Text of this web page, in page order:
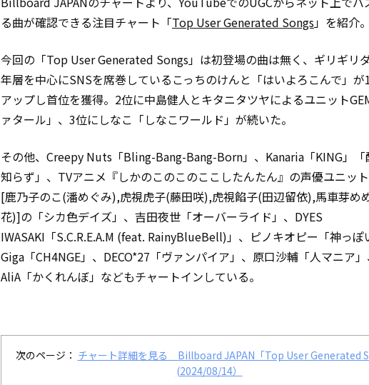
る曲が確認できる注目チャート「Top User Generated Songs」を紹介。
今回の「Top User Generated Songs」は初登場の曲は無く、ギリギリ
年層を中心にSNSを席巻しているこっちのけんと「はいよろこんで」が
アップし首位を獲得。2位に中島健人とキタニタツヤによるユニット
ァタール」、3位にしなこ「しなこワールド」が続いた。
その他、Creepy Nuts「Bling-Bang-Bang-Born」、Kanaria「KING」「
知らず」、TVアニメ『しかのこのこのここしたんたん』の声優ユニッ
[鹿乃子のこ(潘めぐみ),虎視虎子(藤田咲),虎視餡子(田辺留依),馬車芽め
花)]の「シカ色デイズ」、吉田夜世「オーバーライド」、DYES
IWASAKI「S.C.R.E.A.M (feat. RainyBlueBell)」、ピノキオピー「神っぽ
Giga「CH4NGE」、DECO*27「ヴァンパイア」、原口沙輔「人マニア」
AliA「かくれんぼ」などもチャートインしている。
次のページ： チャート詳細を見る Billboard JAPAN「Top User Generated
(2024/08/14）